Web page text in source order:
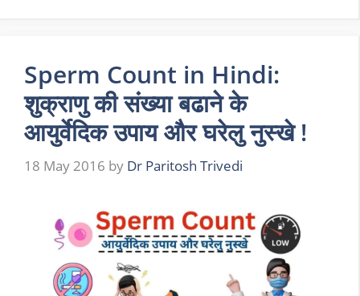
Sperm Count in Hindi:
शुक्राणु की संख्या बढाने के
आयुर्वेदिक उपाय और घरेलु नुस्खे !
18 May 2016 by Dr Paritosh Trivedi